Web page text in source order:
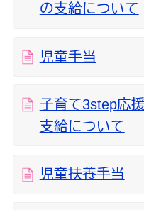
の支給について
児童手当
子育て3step応
支給について
児童扶養手当